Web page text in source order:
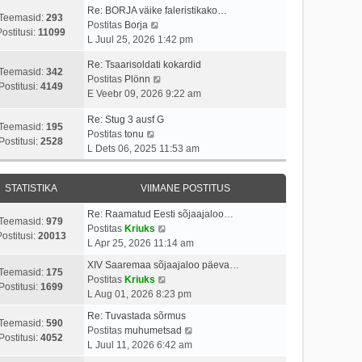
i
u
t
p
o
t
i
u
t
a
o
t
s
v
m
a
t
o
t
i
t
u
s
t
293
11099
Re: BORJA väike faleristikako…
Postitas Borja
a
t
a
v
i
a
t
o
s
t
t
u
s
t
L Juul 25, 2026 1:42 pm
342
Postitusi: 4149
Re: Tsaarisoldati kokardid
Postitas Plönn
a
t
v
i
m
a
s
o
s
t
i
t
u
E Veebr 09, 2026 9:22 am
195
Postitusi: 2528
Re: Stug 3 ausf G
Postitas tonu
a
a
t
a
v
i
m
a
s
t
o
s
t
L Dets 06, 2025 11:53 am
STATISTIKA VIIMANE POSTITUS
979
20013
Re: Raamatud Eesti sõjaajaloo…
Postitas Kriuks
a
t
v
i
i
m
L Apr 25, 2026 11:14 am
175
Postitusi: 1699
XIV Saaremaa sõjaajaloo päeva…
Postitas Kriuks
a
t
a
v
L Aug 01, 2026 8:23 pm
590
Postitusi: 4052
Re: Tuvastada sõrmus
Postitas muhumetsad
L Juul 11, 2026 6:42 am